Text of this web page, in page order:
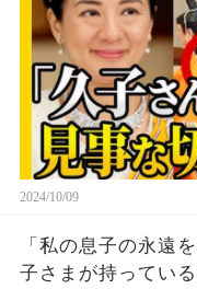
2024/10/09
「私の息子の永遠
子さまが持ってい